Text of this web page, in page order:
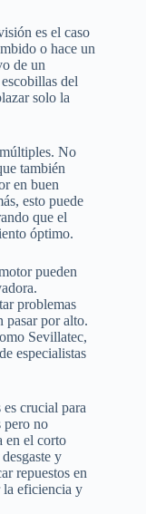
es el caso
o hace un
de un
del
solo la
No
también
en buen
esto puede
que el
óptimo.
pueden
problemas
pasar por alto.
Sevillatec,
especialistas
crucial para
pero no
en el corto
y
repuestos en
la eficiencia y